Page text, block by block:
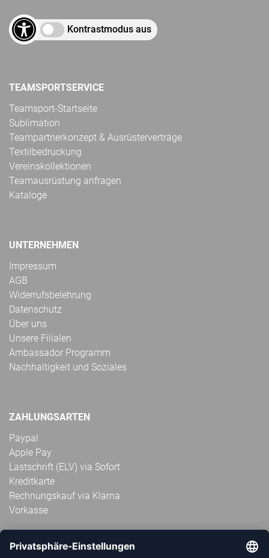
Kontrastmodus aus
TEAMSPORTSERVICE
Teamsport-Startseite
Sublimation
Teampartnerkonzept & Ausrüsterverträge
Textilbedruckung
Vereinskollektionen
Teamausrüstung anfragen
Kataloge
UNTERNEHMEN
Impressum
AGB
Widerrufsbelehrung
Datenschutz
Über uns
Unsere Filialen
Ambassador Programm
Nachhaltigkeit und Soziales
ZAHLUNGSARTEN
Paypal
Apple Pay
Lastschrift (ELV) via Sofort
Kreditkarte
Rechnungskauf via Klarna
Vorkasse
ABONNIERE JETZT DEN KOSTENLOSEN